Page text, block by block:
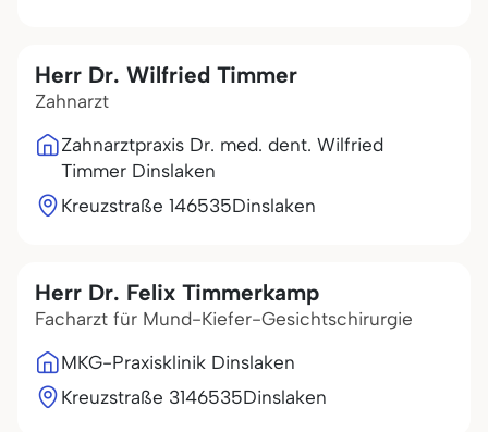
Herr Dr. Wilfried Timmer
Zahnarzt
Zahnarztpraxis Dr. med. dent. Wilfried
Timmer Dinslaken
Kreuzstraße 146535Dinslaken
Herr Dr. Felix Timmerkamp
Facharzt für Mund-Kiefer-Gesichtschirurgie
MKG-Praxisklinik Dinslaken
Kreuzstraße 3146535Dinslaken